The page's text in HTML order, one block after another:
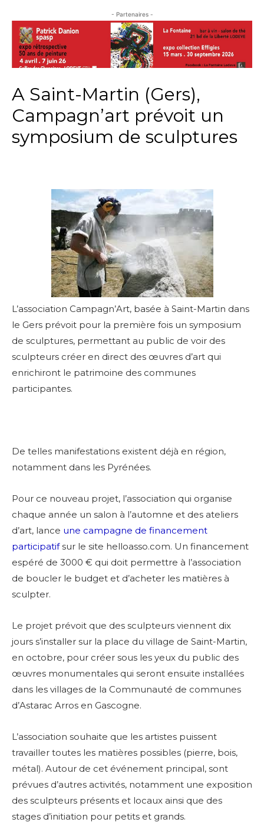
- Partenaires -
A Saint-Martin (Gers),
Campagn’art prévoit un
symposium de sculptures
L’association Campagn’Art, basée à Saint-Martin dans
le Gers prévoit pour la première fois un symposium
de sculptures, permettant au public de voir des
sculpteurs créer en direct des œuvres d’art qui
enrichiront le patrimoine des communes
participantes.
De telles manifestations existent déjà en région,
notamment dans les Pyrénées.
Pour ce nouveau projet, l’association qui organise
chaque année un salon à l’automne et des ateliers
d’art, lance une campagne de financement
participatifsur le site helloasso.com. Un financement
espéré de 3000 € qui doit permettre à l’association
de boucler le budget et d’acheter les matières à
sculpter.
Le projet prévoit que des sculpteurs viennent dix
jours s’installer sur la place du village de Saint-Martin,
en octobre, pour créer sous les yeux du public des
œuvres monumentales qui seront ensuite installées
dans les villages de la Communauté de communes
d’Astarac Arros en Gascogne.
L’association souhaite que les artistes puissent
travailler toutes les matières possibles (pierre, bois,
métal). Autour de cet événement principal, sont
prévues d’autres activités, notamment une exposition
des sculpteurs présents et locaux ainsi que des
stages d’initiation pour petits et grands.